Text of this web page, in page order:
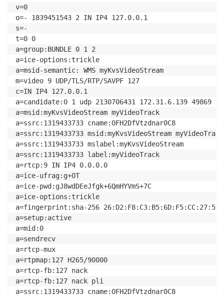
v=0
o=- 1839451543 2 IN IP4 127.0.0.1
s=-
t=0 0
a=group:BUNDLE 0 1 2
a=ice-options:trickle
a=msid-semantic: WMS myKvsVideoStream
m=video 9 UDP/TLS/RTP/SAVPF 127
c=IN IP4 127.0.0.1
a=candidate:0 1 udp 2130706431 172.31.6.139
a=msid:myKvsVideoStream myVideoTrack
a=ssrc:1319433733 cname:OFH2DfVtzdnar0C8
a=ssrc:1319433733 msid:myKvsVideoStream myVideoTrack
a=ssrc:1319433733 mslabel:myKvsVideoStream
a=ssrc:1319433733 label:myVideoTrack
a=rtcp:9 IN IP4 0.0.0.0
a=ice-ufrag:g+OT
a=ice-pwd:gJ8wdDEeJfgk+6QmHYVmS+7C
a=ice-options:trickle
a=fingerprint:sha-256
a=setup:active
a=mid:0
a=sendrecv
a=rtcp-mux
a=rtpmap:127 H265/90000
a=rtcp-fb:127 nack
a=rtcp-fb:127 nack pli
a=ssrc:1319433733 cname:OFH2DfVtzdnar0C8